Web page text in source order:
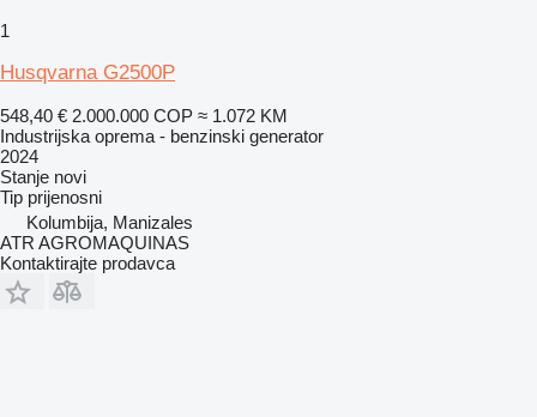
1
Husqvarna G2500P
548,40 € 2.000.000 COP ≈ 1.072 KM
Industrijska oprema - benzinski generator
2024
Stanje novi
Tip prijenosni
Kolumbija, Manizales
ATR AGROMAQUINAS
Kontaktirajte prodavca